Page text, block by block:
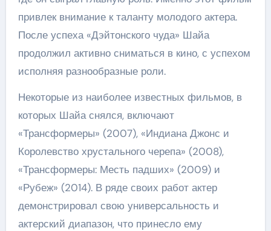
привлек внимание к таланту молодого актера.
После успеха «Дэйтонского чуда» Шайа
продолжил активно сниматься в кино, с успехом
исполняя разнообразные роли.
Некоторые из наиболее известных фильмов, в
которых Шайа снялся, включают
«Трансформеры» (2007), «Индиана Джонс и
Королевство хрустального черепа» (2008),
«Трансформеры: Месть падших» (2009) и
«Рубеж» (2014). В ряде своих работ актер
демонстрировал свою универсальность и
актерский диапазон, что принесло ему